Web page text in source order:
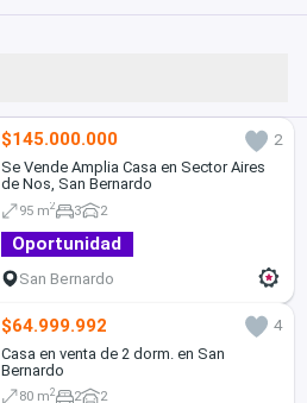
$145.000.000
2
Se Vende Amplia Casa en Sector Aires
de Nos, San Bernardo
95 m2 3 2
Oportunidad
San Bernardo
$64.999.992
4
Casa en venta de 2 dorm. en San
Bernardo
80 m2 2 2